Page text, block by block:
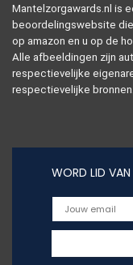
Mantelzorgawards.nl is
beoordelingswebsite
op amazon en u op de
Alle afbeeldingen zijn
respectievelijke
respectievelijke bronnen.
WORD LID VAN